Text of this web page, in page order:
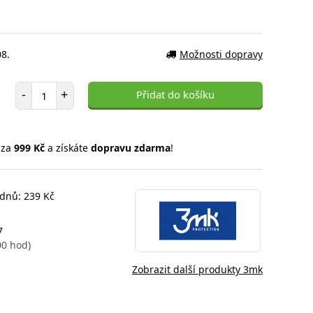
Možnosti dopravy
- Počet položek
+ Přidat do košíku
999 Kča získáte dopravu zdarma!
239 Kč
hod)
Zobrazit další produkty 3mk